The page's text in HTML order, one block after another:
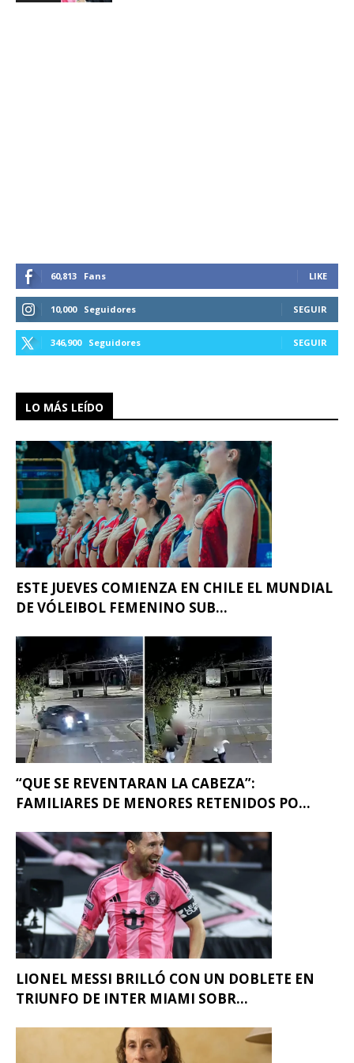
60,813 Fans LIKE
10,000 Seguidores SEGUIR
346,900 Seguidores SEGUIR
LO MÁS LEÍDO
ESTE JUEVES COMIENZA EN CHILE EL MUNDIAL
DE VÓLEIBOL FEMENINO SUB...
“QUE SE REVENTARAN LA CABEZA”:
FAMILIARES DE MENORES RETENIDOS PO...
LIONEL MESSI BRILLÓ CON UN DOBLETE EN
TRIUNFO DE INTER MIAMI SOBR...